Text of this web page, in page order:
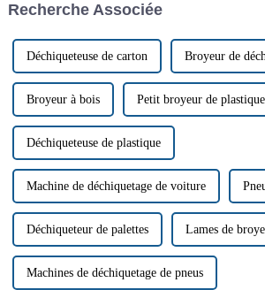
toute machine, ils peuvent
Recherche Associée
Déchiqueteuse de carton Broyeur de
Broyeur à bois Petit broyeur de plastique
Déchiqueteuse de plastique
Machine de déchiquetage de voiture
Déchiqueteur de palettes Lames de
Machines de déchiquetage de pneus